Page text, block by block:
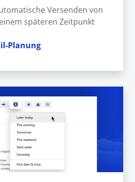
Versenden von
späteren Zeitpunkt
Planung